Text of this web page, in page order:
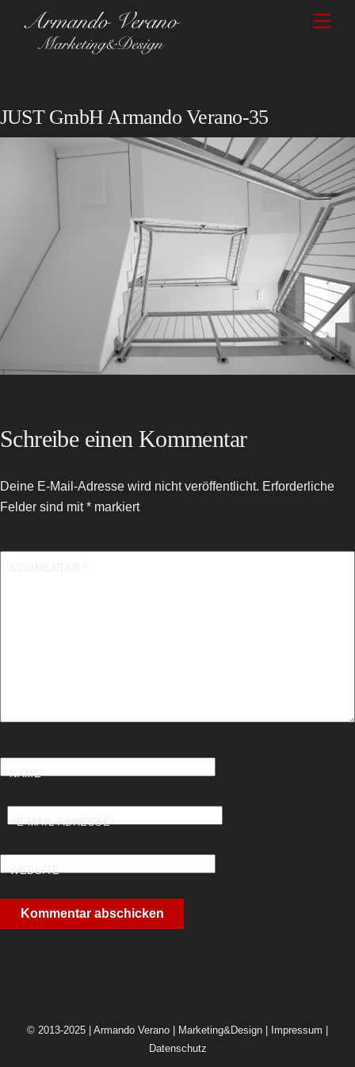
content
JUST GmbH Armando Verano-35
Schreibe einen Kommentar
Deine E-Mail-Adresse wird nicht veröffentlicht. Erforderliche
Felder sind mit* markiert
NAME
E-MAIL-ADRESSE
WEBSITE
© 2013-2025 | Armando Verano | Marketing&Design | Impressum
Datenschutz